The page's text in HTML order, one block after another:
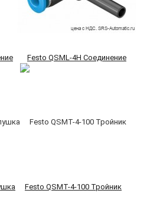
Festo QSML-4H Соединение
Festo QSMT-4-100 Тройник